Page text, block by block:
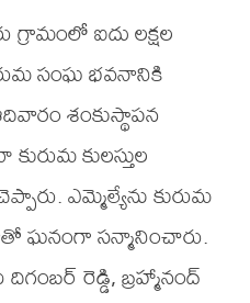
గ్రామంలో ఐదు లక్షల
సంఘ భవనానికి
శంకుస్థాపన
కులస్తుల
ఎమ్మెల్యేను కురుమ
ఘనంగా సన్మానించారు.
రెడ్డి, బ్రహ్మానంద్